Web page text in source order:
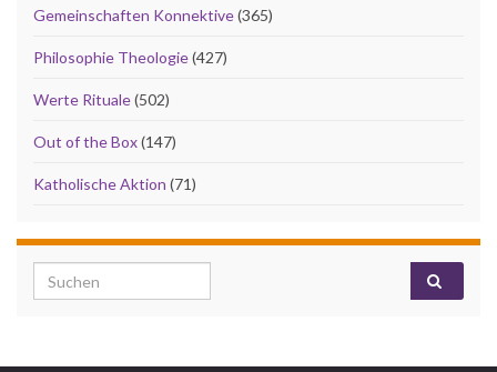
Gemeinschaften Konnektive(365)
Philosophie Theologie(427)
Werte Rituale(502)
Out of the Box(147)
Katholische Aktion (71)
Search for: